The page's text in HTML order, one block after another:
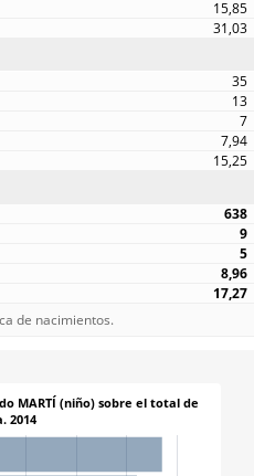
15,85
31,03
35
13
7
7,94
15,25
638
9
5
8,96
17,27
de nacimientos.